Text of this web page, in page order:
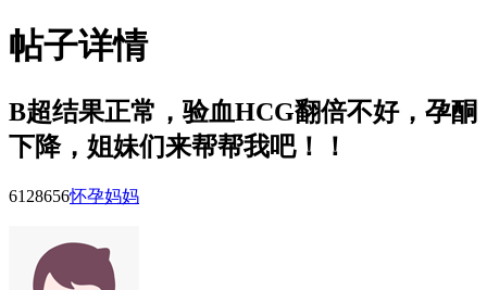
帖子详情
B超结果正常，验血HCG翻倍不好，孕酮
下降，姐妹们来帮帮我吧！！
6128656怀孕妈妈